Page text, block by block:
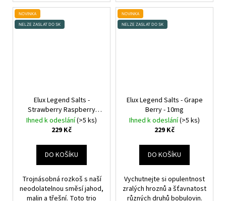
NOVINKA
NELZE ZASLAT DO SK
Elux Legend Salts -
Strawberry Raspberry
Cherry - 10mg
Ihned k odeslání(>5 ks)
229 Kč
DO KOŠÍKU
Trojnásobná rozkoš s naší
neodolatelnou směsí jahod,
malin a třešní. Toto trio
NOVINKA
NELZE ZASLAT DO SK
Elux Legend Salts - Grape
Berry - 10mg
Ihned k odeslání(>5 ks)
229 Kč
DO KOŠÍKU
Vychutnejte si opulentnost
zralých hroznů a šťavnatost
různých druhů bobulovin.